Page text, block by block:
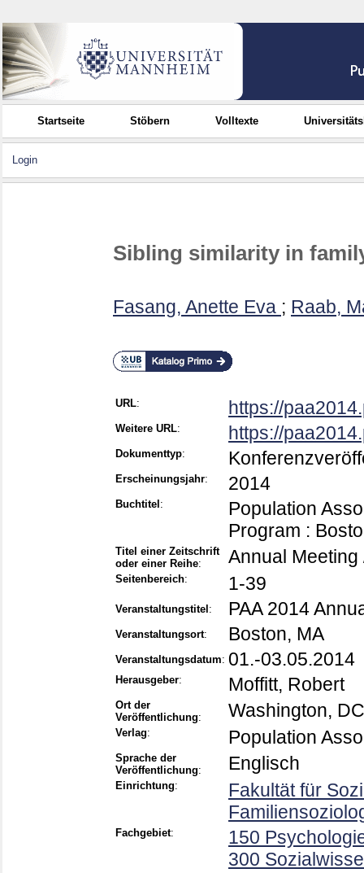
Startseite Stöbern Volltexte
Login
Sibling similarity in
Fasang, Anette Eva ; Raab,
URL: https://
Weitere URL: https://
Dokumenttyp:
Erscheinungsjahr: 2014
Buchtitel :
Population
Program :
Titel einer Zeitschrift
oder einer Reihe: Annual
Seitenbereich: 1-39
Veranstaltungstitel : PAA 2014
Veranstaltungsort: Boston, MA
Veranstaltungsdatum: 01.-03.05.2014
Herausgeber: Moffitt, Robert
Ort der
Veröffentlichung: Washington, DC
Verlag: Population
Sprache der
Veröffentlichung: Englisch
Einrichtung:
Fakultät für
Fachgebiet:
150
300